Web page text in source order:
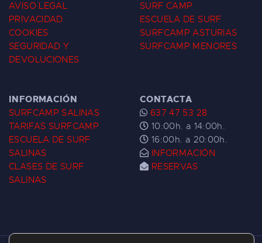
AVISO LEGAL
PRIVACIDAD
COOKIES
SEGURIDAD Y
DEVOLUCIONES
SURF CAMP
ESCUELA DE SURF
SURFCAMP ASTURIAS
SURFCAMP MENORES
INFORMACIÓN
SURFCAMP SALINAS
TARIFAS SURFCAMP
ESCUELA DE SURF
SALINAS
CLASES DE SURF
SALINAS
CONTACTA
637 47 53 28
10:00h. a 14:00h.
16:00h. a 20:00h.
INFORMACIÓN
RESERVAS